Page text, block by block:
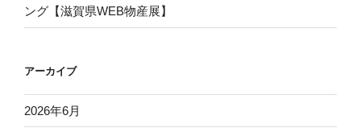
ング【滋賀県WEB物産展】
アーカイブ
2026年6月